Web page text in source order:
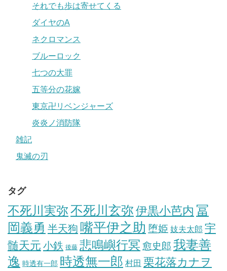
それでも歩は寄せてくる
ダイヤのA
ネクロマンス
ブルーロック
七つの大罪
五等分の花嫁
東京卍リベンジャーズ
炎炎ノ消防隊
雑記
鬼滅の刃
タグ
不死川実弥不死川玄弥伊黒小芭内 冨
岡義勇 半天狗 嘴平伊之助 堕姫 妓夫太郎 宇
髄天元 小鉄 後藤 悲鳴嶼行冥 愈史郎 我妻善
逸 時透有一郎 時透無一郎 村田 栗花落カナヲ